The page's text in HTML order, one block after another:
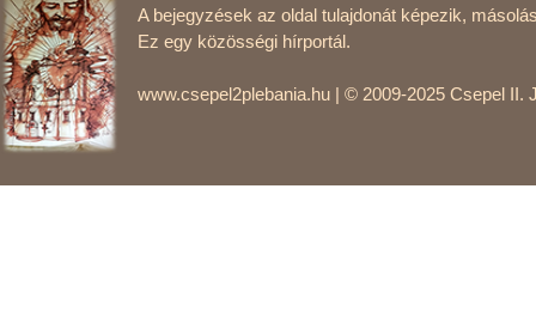
A bejegyzések az oldal tulajdonát képezik,
Ez egy közösségi hírportál.
www.csepel2plebania.hu | © 2009-2025 Csepel II.